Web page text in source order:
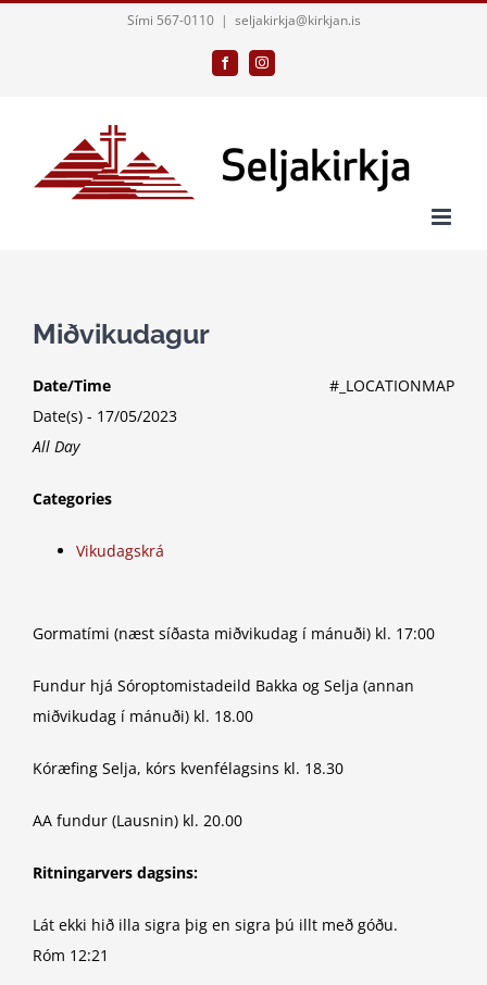
Sími 567-0110 | seljakirkja@kirkjan.is
FacebookInstagram
Miðvikudagur
#_LOCATIONMAP
Date/Time
Date(s) - 17/05/2023
All Day
Categories
Vikudagskrá
Gormatími (næst síðasta miðvikudag í mánuði) kl. 17:00
Fundur hjá Sóroptomistadeild Bakka og Selja (annan
miðvikudag í mánuði) kl. 18.00
Kóræfing Selja, kórs kvenfélagsins kl. 18.30
AA fundur (Lausnin) kl. 20.00
Ritningarvers dagsins:
Lát ekki hið illa sigra þig en sigra þú illt með góðu.
Róm 12:21